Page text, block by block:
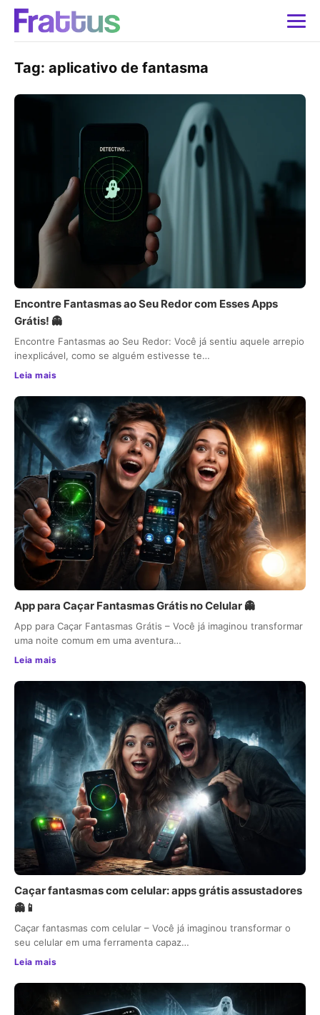
Tag: aplicativo de fantasma
Encontre Fantasmas ao Seu Redor com Esses Apps
Grátis! 👻
Encontre Fantasmas ao Seu Redor: Você já sentiu aquele arrepio
inexplicável, como se alguém estivesse te…
Leia mais
App para Caçar Fantasmas Grátis no Celular 👻
App para Caçar Fantasmas Grátis – Você já imaginou transformar
uma noite comum em uma aventura…
Leia mais
Caçar fantasmas com celular: apps grátis assustadores
👻📱
Caçar fantasmas com celular – Você já imaginou transformar o
seu celular em uma ferramenta capaz…
Leia mais